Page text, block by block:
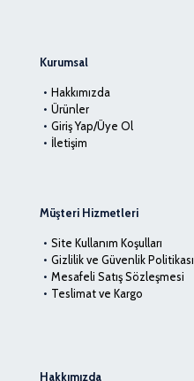
Kurumsal
Hakkımızda
Ürünler
Giriş Yap/Üye Ol
İletişim
Müşteri Hizmetleri
Site Kullanım Koşulları
Gizlilik ve Güvenlik Politikası
Mesafeli Satış Sözleşmesi
Teslimat ve Kargo
Hakkımızda